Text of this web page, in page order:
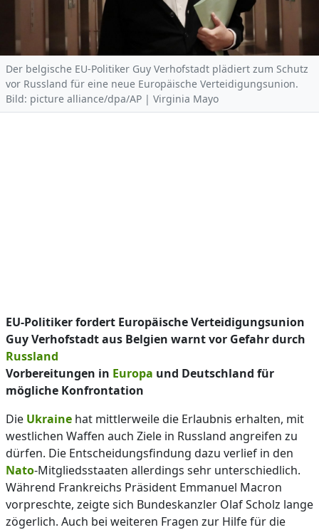
Der belgische EU-Politiker Guy Verhofstadt plädiert zum Schutz
vor Russland für eine neue Europäische Verteidigungsunion.
Bild: picture alliance/dpa/AP | Virginia Mayo
EU-Politiker fordert Europäische Verteidigungsunion
Guy Verhofstadt aus Belgien warnt vor Gefahr durch
Russland
Vorbereitungen in Europa und Deutschland für
mögliche Konfrontation
Die Ukraine hat mittlerweile die Erlaubnis erhalten, mit
westlichen Waffen auch Ziele in Russland angreifen zu
dürfen. Die Entscheidungsfindung dazu verlief in den
Nato-Mitgliedsstaaten allerdings sehr unterschiedlich.
Während Frankreichs Präsident Emmanuel Macron
vorpreschte, zeigte sich Bundeskanzler Olaf Scholz lange
zögerlich. Auch bei weiteren Fragen zur Hilfe für die